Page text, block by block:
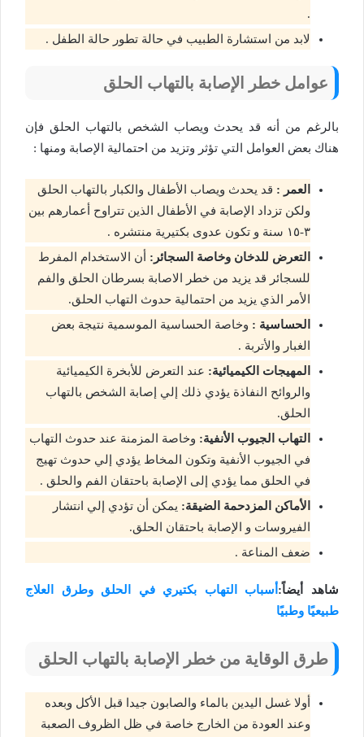
.
لابد من استشارة الطبيب في حالة تطور حالة الطفل .
عوامل خطر الإصابة بالتهاب الحلق
بالرغم من أنه قد يحدث ويصاب الشخص بالتهاب الحلق فإن
هناك بعض العوامل التي تؤثر وتزيد من احتمالية الإصابة ومنها :
العمر : قد يحدث ويصاب الأطفال والكبار بالتهاب الحلق
ولكن تزداد الإصابة في الأطفال الذين تتراوح أعمارهم بين
٣-١٥ سنة و تكون عدوى بكتيرية منتشره .
التعرض للدخان وخاصة السجائر: أن الاستخدام المفرط
للسجائر قد يزيد من خطر الاصابة بسرطان الحلق والفم
الأمر الذي يزيد من احتمالية حدوث التهاب الحلق.
الحساسية : وخاصة الحساسية الموسمية نتيجة بعض
الغبار والأتربة .
المهيجات الكيميائية: عند التعرض للأبخرة الكيميائية
والروائح النفاذة يؤدي ذلك إلي إصابة الشخص بالتهاب
الحلق.
التهاب الجيوب الأنفية: وخاصة المزمنة عند حدوث التهاب
في الجيوب الأنفية وتكون المخاط يؤدي إلي حدوث تهيج
في الحلق مما يؤدي إلى الإصابة باحتقان الفم والحلق .
الأماكن المزدحمة الضيقة: يمكن أن تؤدي إلي انتشار
الفيروسات و الإصابة باحتقان الحلق.
ضعف المناعة .
شاهد أيضاً: أسباب التهاب بكتيري في الحلق وطرق العلاج
طبيعيًا وطبيًا
طرق الوقاية من خطر الإصابة بالتهاب الحلق
أولا غسل اليدين بالماء والصابون جيدا قبل الأكل وبعده
وعند العودة من الخارج خاصة في ظل الظروف الصعبة